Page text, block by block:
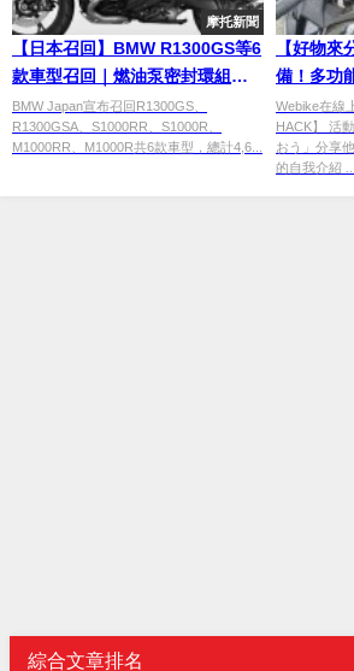
摩托新聞
【日本召回】BMW R1300GS等6
款車型召回｜燃油泵密封環組裝
不良恐致燃油洩漏，共4,621台
BMW Japan宣布召回R1300GS、
R1300GSA、S1000RR、S1000R、
M1000RR、M1000R共6款車型，總計4,6...
【好物來
備！多功
Webike在線
HACK】 活
おう」分享
的自我介紹 ...
綜合文章排名